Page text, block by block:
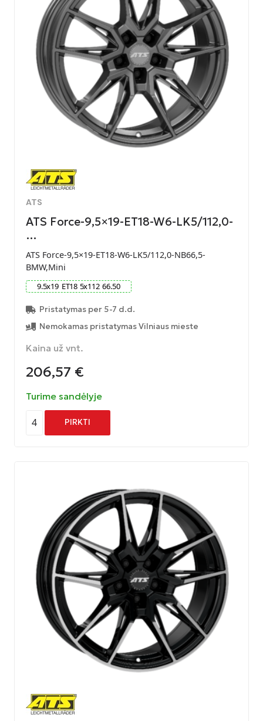
ATS
ATS Force-9,5×19-ET18-W6-LK5/112,0-
…
ATS Force-9,5×19-ET18-W6-LK5/112,0-NB66,5-
BMW,Mini
9.5x19 ET18 5x112 66.50
Pristatymas per 5-7 d.d.
Nemokamas pristatymas Vilniaus mieste
Kaina už vnt.
206,57 €
Turime sandėlyje
4 PIRKTI